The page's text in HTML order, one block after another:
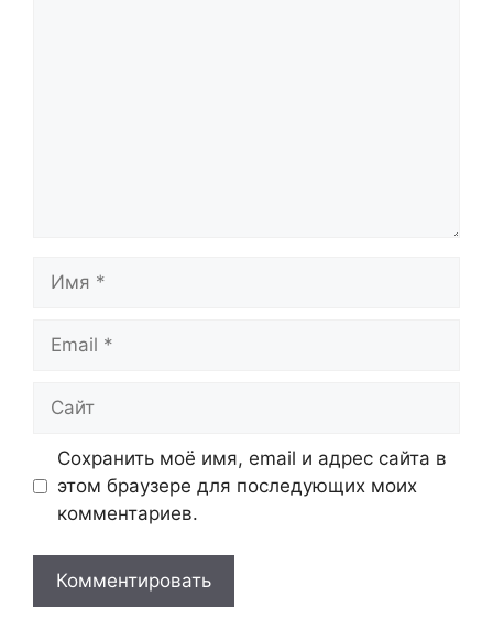
Сохранить моё имя, email и адрес сайта в
этом браузере для последующих моих
комментариев.